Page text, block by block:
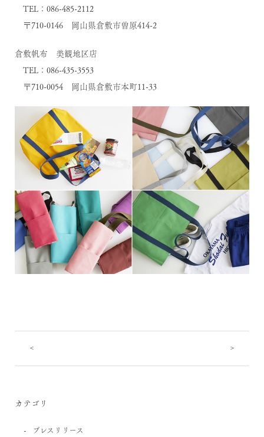
TEL：086-485-2112
〒710-0146 岡山県倉敷市曽原414-2
倉敷帆布 美観地区店
TEL：086-435-3553
〒710-0054 岡山県倉敷市本町11-33
< >
カテゴリ
プレスリリース